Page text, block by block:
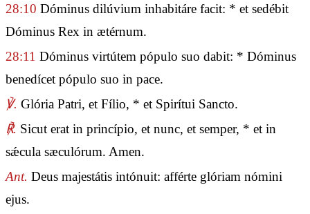
28:10 Dóminus dilúvium inhabitáre facit: * et sedébit
Dóminus Rex in ætérnum.
28:11 Dóminus virtútem pópulo suo dabit: * Dóminus
benedícet pópulo suo in pace.
℣. Glória Patri, et Fílio, * et Spirítui Sancto.
℟. Sicut erat in princípio, et nunc, et semper, * et in
sǽcula sæculórum. Amen.
Ant. Deus majestátis intónuit: afférte glóriam nómini
ejus.